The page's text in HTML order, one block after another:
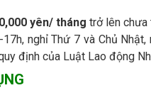
yên/ tháng trở lên chưa
nghỉ Thứ 7 và Chủ
định của Luật Lao động